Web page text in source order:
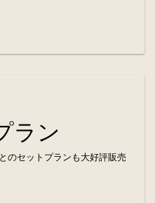
ラン
のセットプランも大好評販売